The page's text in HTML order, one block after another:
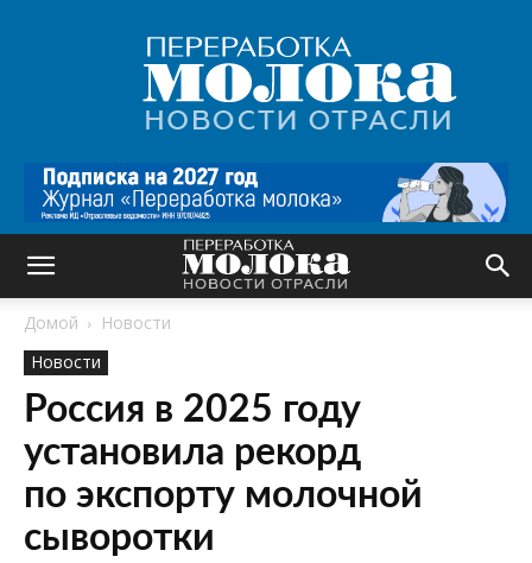
Переработка
молока
|
Новости
Домой
Новости
Новости
Россия в 2025 году
установила рекорд
по экспорту молочной
сыворотки